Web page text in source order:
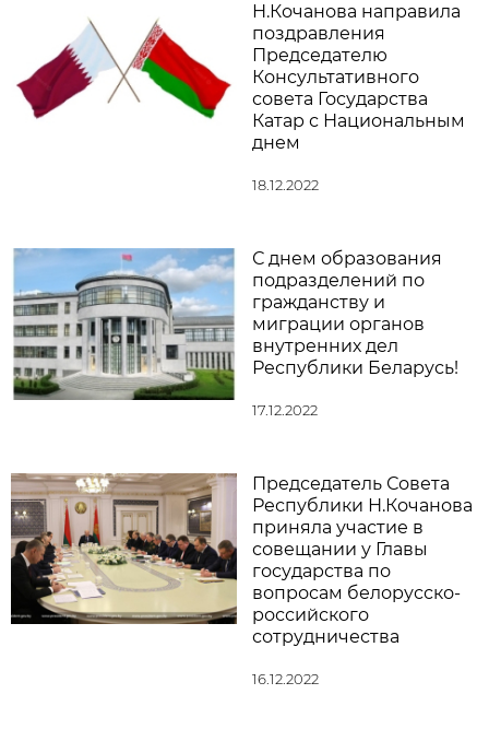
Н.Кочанова направила
поздравления
Председателю
Консультативного
совета Государства
Катар с Национальным
днем
18.12.2022
С днем образования
подразделений по
гражданству и
миграции органов
внутренних дел
Республики Беларусь!
17.12.2022
Председатель Совета
Республики Н.Кочанова
приняла участие в
совещании у Главы
государства по
вопросам белорусско-
российского
сотрудничества
16.12.2022